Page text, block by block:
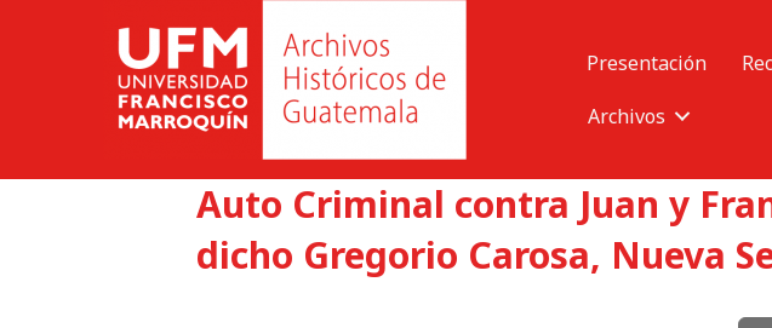
Presentación
Archivos
Auto Criminal contra Juan y
dicho Gregorio Carosa, Nueva